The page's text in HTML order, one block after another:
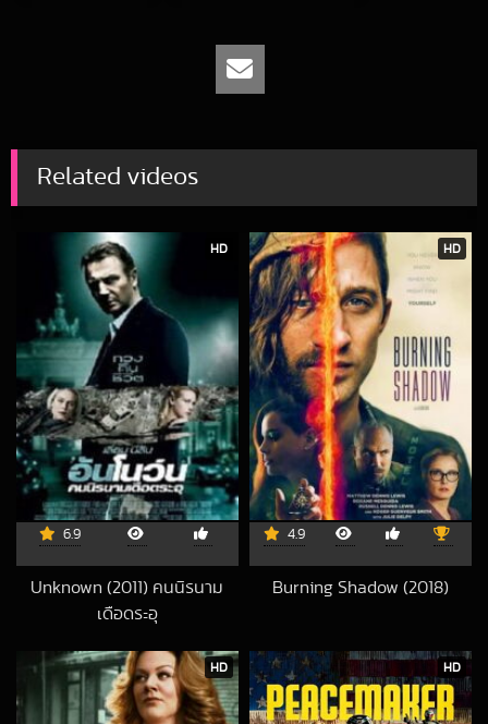
Related videos
HD
6.9
Unknown (2011) คนนิรนาม
เดือดระอุ
HD
4.9
Burning Shadow (2018)
HD HD